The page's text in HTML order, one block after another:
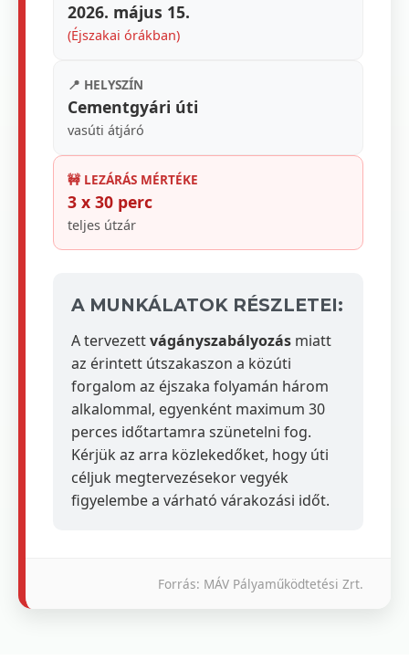
2026. május 15.
(Éjszakai órákban)
📍 HELYSZÍN
Cementgyári úti
vasúti átjáró
🚧 LEZÁRÁS MÉRTÉKE
3 x 30 perc
teljes útzár
A MUNKÁLATOK RÉSZLETEI:
A tervezettvágányszabályozás miatt
az érintett útszakaszon a közúti
forgalom az éjszaka folyamán három
alkalommal, egyenként maximum 30
perces időtartamra szünetelni fog.
Kérjük az arra közlekedőket, hogy úti
céljuk megtervezésekor vegyék
figyelembe a várható várakozási időt.
Forrás: MÁV Pályaműködtetési Zrt.